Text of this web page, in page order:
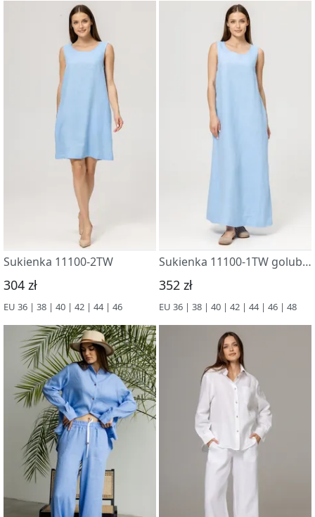
Sukienka 11100-2TW
304 zł
EU 36 | 38 | 40 | 42 | 44 | 46
Sukienka 11100-1TW goluboj
352 zł
EU 36 | 38 | 40 | 42 | 44 | 46 | 48